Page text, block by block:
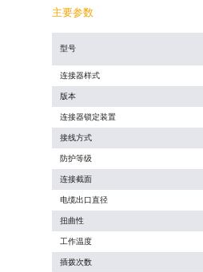
主要参数
型号
连接器样式
版本
连接器锁定装置
接线方式
防护等级
连接截面
电缆出口直径
扭曲性
工作温度
插拨次数